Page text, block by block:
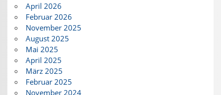
April 2026
Februar 2026
November 2025
August 2025
Mai 2025
April 2025
März 2025
Februar 2025
November 2024